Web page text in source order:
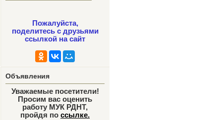
Пожалуйста,
поделитесь с друзьями
ссылкой на сайт
Объявления
Уважаемые посетители!
Просим вас оценить
работу МУК РДНТ,
пройдя по ссылке.